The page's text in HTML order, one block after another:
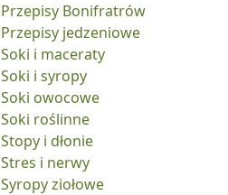
Przepisy Bonifratrów
Przepisy jedzeniowe
Soki i maceraty
Soki i syropy
Soki owocowe
Soki roślinne
Stopy i dłonie
Stres i nerwy
Syropy ziołowe